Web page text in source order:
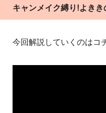
キャンメイク縛り!よき
今回解説していくのはコ